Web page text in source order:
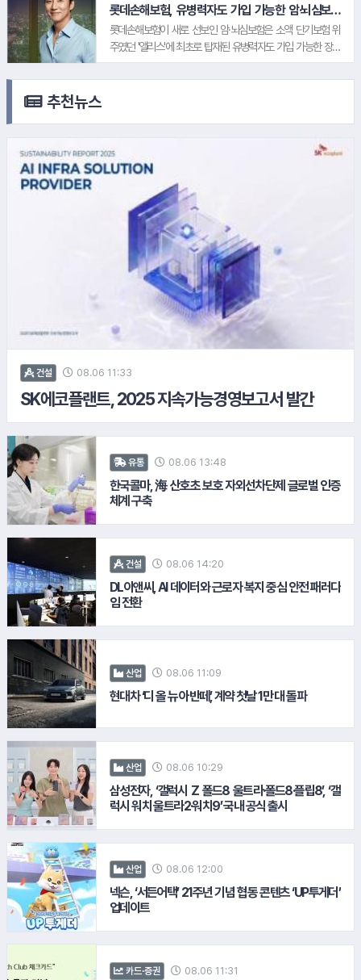
됐다. 국내 최대 골프 예약 플랫폼 '엑스골프'를 운영하고 있는 쇼
골프㈜와 제휴를 맺어, 쉽고 간편하게 롯데손해보험의 골프보
험을 이용할 수 있다. 롯데손해보험 관계자는 "CREW 골프보험
은 보험을 넘어 안전과 안심까지 선물할 수 있는 생활밀착형 솔
루션"이라며 "본격적인 골프 성수기 시즌인 만큼 골프보험에 대
롯데손해보험, 유병력자도 가입 가능한 암·뇌심보험
출시
롯데손해보험이 새로 선보인 암·뇌심보험은 소액 단기보험 위
주였던 '앨리스'에 최초로 탑재된 유병력자도 가입 가능한 장기
보험으로, 질병 치료 이력이 있어도 가입할 수 있는 상품이다. 그
러나 롯데손해보험 '앨리스'의 암·뇌심보험은 모바일에서 확인
뿐만 아니라 주요 치료비까지 보장해주는 상품은 뇌심보험이
최초다. 롯데손해보험 관계자는 "앨리스에 암·뇌심보험 탑재를
통해 소액 단기보험 위주였던 상품 포트폴리오를 다변화할 수
있게 됐다"며 "앞으로 앨리스에 자동차, 일반 보험 등 더욱 다양
한 고객 맞춤형 보험 서비스를 탑재해 디지털 보험 플랫폼을 회
사 핵심 성장 축으로 육성하겠다"고 말했다.
추천뉴스
건설 08.06 11:33
SK에코플랜트, 2025 지속가능경영보고서 발간
유통 08.06 13:48
한국콜마, 海 산호초 보호 자외선차단제 글로벌 인증
체계 구축
건설 08.06 14:20
DL이앤씨, AI 데이터와 근로자 복지 중심 안전 패러다
임 전환
산업 08.06 11:09
현대차 ‘디 올 뉴 아반떼’, 계약 첫날 1만 대 돌파
산업 08.06 10:29
삼성전자, ‘갤럭시 Z 폴드8 울트라·폴드8·플립8’, ‘갤
럭시 워치 울트라2·워치9’ 국내 공식 출시
산업 08.06 12:00
넥슨, ‘서든어택’ 21주년 기념 협동 콘텐츠 ‘UP투게더’
업데이트
카드·증권 08.06 11:31
8.SOIL
6.요진건설
KB손해보험
4. 롯데백화점
5.한국남동발전
9.삼양바이오팜
#현대차기아차
#CJ온스타일
#한화손해보험